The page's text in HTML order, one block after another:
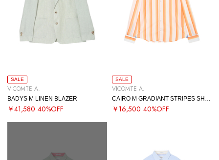
SALE
VICOMTE A.
BADYS M LINEN BLAZER
￥41,580 40%OFF
SALE
VICOMTE A.
￥16,500 40%OFF